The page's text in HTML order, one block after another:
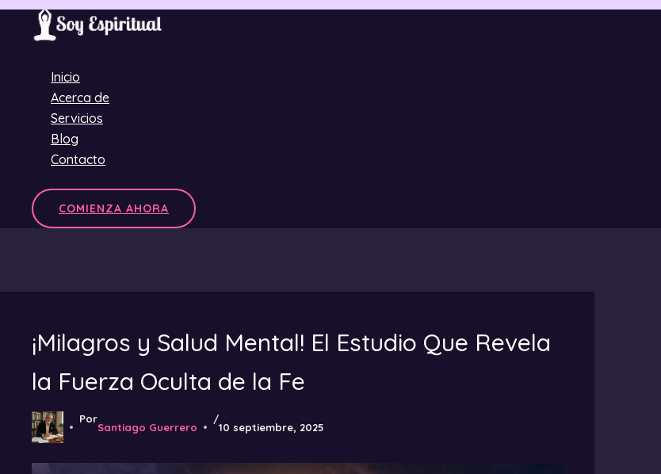
Ir
Inicio
Acerca de
Servicios
Blog
Contacto
COMIENZA AHORA
¡Milagros y Salud Mental! El Estudio Que Revela
la Fuerza Oculta de la Fe
Por
Santiago Guerrero
/
10 septiembre, 2025